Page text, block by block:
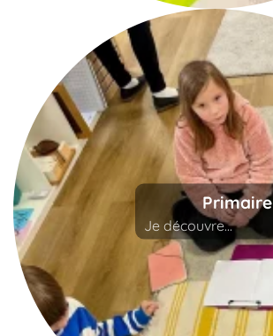
Primaire
Je découvre...